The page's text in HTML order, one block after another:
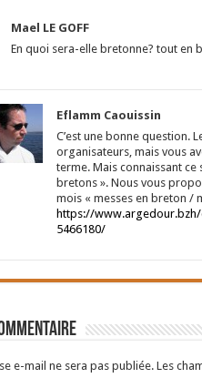
Mael LE GOFF
En quoi sera-elle bretonne? tout en
Eflamm Caouissin
C’est une bonne question.
organisateurs, mais vous
terme. Mais connaissant
bretons ». Nous vous
mois « messes en breton /
https://
5466180/
e-mail ne sera pas publiée. Les